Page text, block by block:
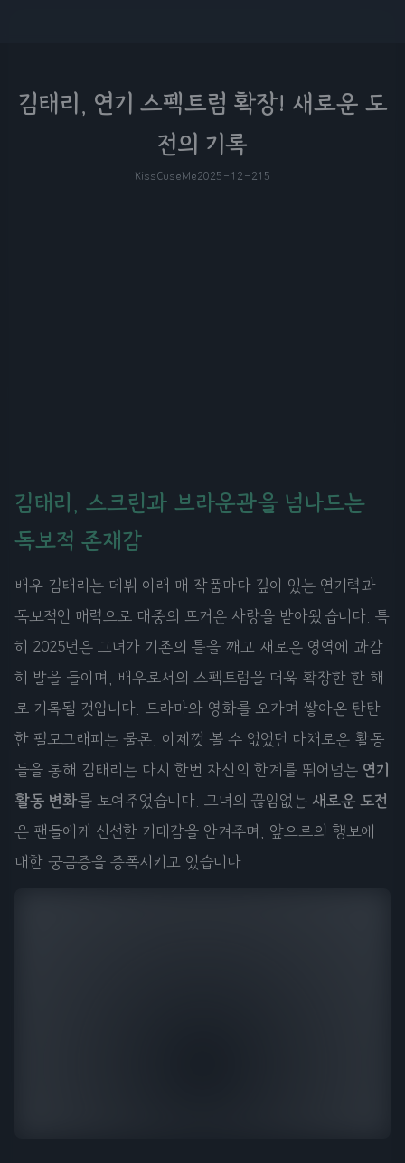
김태리, 연기 스펙트럼 확장! 새로운 도
전의 기록
KissCuseMe2025-12-21 5
김태리, 스크린과 브라운관을 넘나드는
독보적 존재감
배우 김태리는 데뷔 이래 매 작품마다 깊이 있는 연기력과
독보적인 매력으로 대중의 뜨거운 사랑을 받아왔습니다. 특
히 2025년은 그녀가 기존의 틀을 깨고 새로운 영역에 과감
히 발을 들이며, 배우로서의 스펙트럼을 더욱 확장한 한 해
로 기록될 것입니다. 드라마와 영화를 오가며 쌓아온 탄탄
한 필모그래피는 물론, 이제껏 볼 수 없었던 다채로운 활동
들을 통해 김태리는 다시 한번 자신의 한계를 뛰어넘는 연기
활동 변화를 보여주었습니다. 그녀의 끊임없는 새로운 도전
은 팬들에게 신선한 기대감을 안겨주며, 앞으로의 행보에
대한 궁금증을 증폭시키고 있습니다.